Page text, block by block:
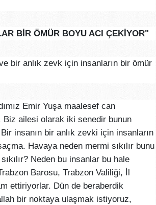
BİR ÖMÜR BOYU ACI ÇEKİYOR"
bir anlık zevk için insanların bir ömür
Emir Yuşa maalesef can
Biz ailesi olarak iki senedir bunun
insanın bir anlık zevki için insanların
Havaya neden mermi sıkılır bunu
Neden bu insanlar bu hale
Barosu, Trabzon Valiliği, İl
ettiriyorlar. Dün de beraberdik
bir noktaya ulaşmak istiyoruz,